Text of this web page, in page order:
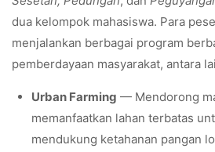
dua kelompok mahasiswa. Para
menjalankan berbagai program
pemberdayaan masyarakat, antara
Urban Farming — Mendorong
memanfaatkan lahan terbatas
mendukung ketahanan pangan